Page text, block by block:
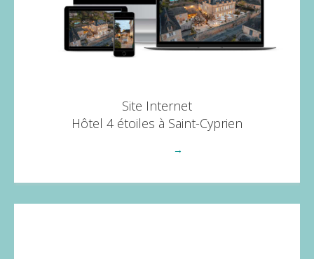
Site Internet
Hôtel 4 étoiles à Saint-Cyprien
→